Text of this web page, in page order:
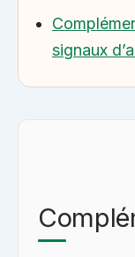
signaux